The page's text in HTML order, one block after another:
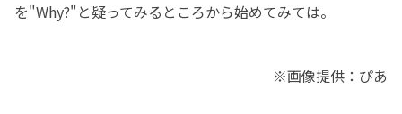
を"Why?"と疑ってみるところから始めてみては。
※画像提供：ぴあ